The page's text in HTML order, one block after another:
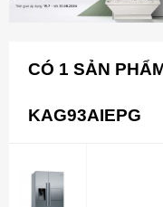
CÓ 1 SẢN
KAG93AIEPG